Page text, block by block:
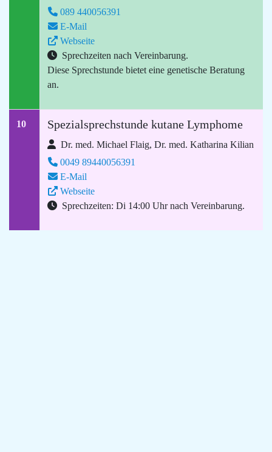
089 440056391
E-Mail
Webseite
Sprechzeiten nach Vereinbarung.
Diese Sprechstunde bietet eine genetische Beratung
an.
10 Spezialsprechstunde kutane Lymphome
Dr. med. Michael Flaig, Dr. med. Katharina Kilian
0049 89440056391
E-Mail
Webseite
Sprechzeiten: Di 14:00 Uhr nach Vereinbarung.